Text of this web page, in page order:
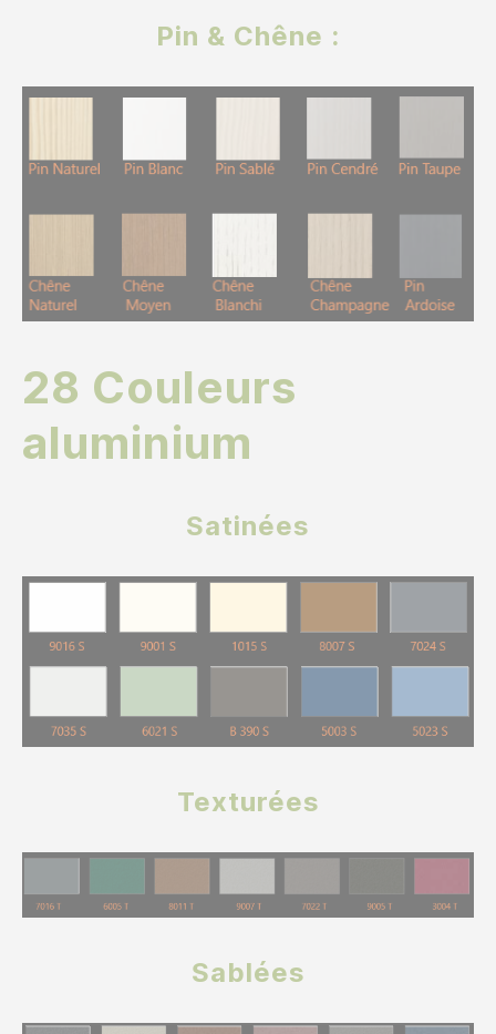
Pin & Chêne :
28 Couleurs
aluminium
Satinées
Texturées
Sablées